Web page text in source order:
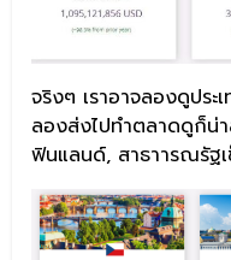
จริงๆ เราอาจลองดูปร
ลองส่งไปทำตลาดดูก็น่
ฟินแลนด์, สาธาารณรัฐ